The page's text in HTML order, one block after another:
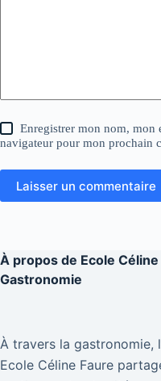
Enregistrer mon nom, mon
navigateur pour mon prochain
Laisser un commentaire
À propos de Ecole
Gastronomie
À travers la gastronomie,
Ecole Céline Faure